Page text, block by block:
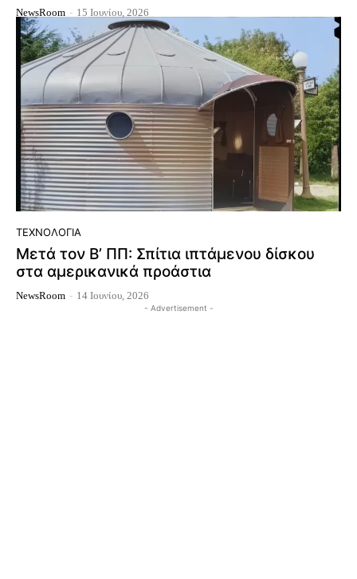
NewsRoom - 15 Ιουνίου, 2026
ΤΕΧΝΟΛΟΓΊΑ
Μετά τον Β’ ΠΠ: Σπίτια ιπτάμενου δίσκου
στα αμερικανικά προάστια
NewsRoom - 14 Ιουνίου, 2026
- Advertisement -